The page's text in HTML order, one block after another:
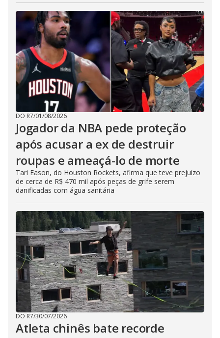
DO R7/01/08/2026
Jogador da NBA pede proteção
após acusar a ex de destruir
roupas e ameaçá-lo de morte
Tari Eason, do Houston Rockets, afirma que teve prejuízo
de cerca de R$ 470 mil após peças de grife serem
danificadas com água sanitária
DO R7/30/07/2026
Atleta chinês bate recorde